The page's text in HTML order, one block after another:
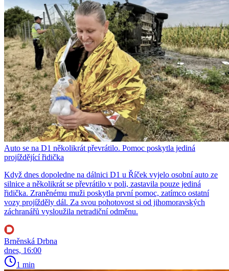
Auto se na D1 několikrát převrátilo. Pomoc poskytla jediná
projíždějící řidička
Když dnes dopoledne na dálnici D1 u Říček vyjelo osobní auto ze
silnice a několikrát se převrátilo v poli, zastavila pouze jediná
řidička. Zraněnému muži poskytla první pomoc, zatímco ostatní
vozy projížděly dál. Za svou pohotovost si od jihomoravských
záchranářů vysloužila netradiční odměnu.
Brněnská Drbna
dnes, 16:00
1 min